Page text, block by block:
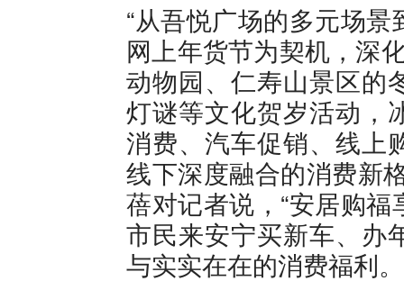
“从吾悦广场的多元场
网上年货节为契机，深
动物园、仁寿山景区的
灯谜等文化贺岁活动，
消费、汽车促销、线上
线下深度融合的消费新
蓓对记者说，“安居购
市民来安宁买新车、办
与实实在在的消费福利